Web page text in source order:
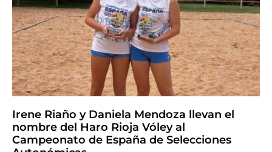
Irene Riaño y Daniela Mendoza llevan el
nombre del Haro Rioja Vóley al
Campeonato de España de Selecciones